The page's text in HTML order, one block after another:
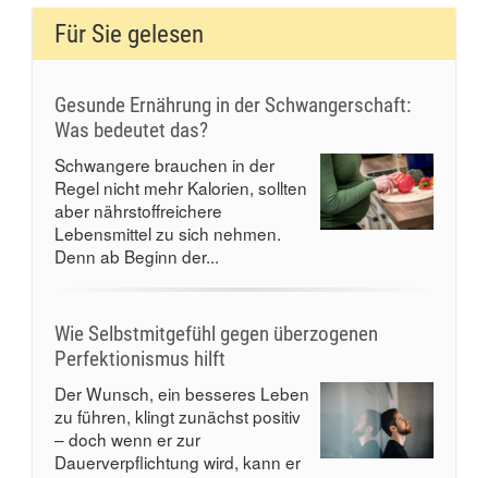
Für Sie gelesen
Gesunde Ernährung in der Schwangerschaft:
Was bedeutet das?
Schwangere brauchen in der
Regel nicht mehr Kalorien, sollten
aber nährstoffreichere
Lebensmittel zu sich nehmen.
Denn ab Beginn der...
Wie Selbstmitgefühl gegen überzogenen
Perfektionismus hilft
Der Wunsch, ein besseres Leben
zu führen, klingt zunächst positiv
– doch wenn er zur
Dauerverpflichtung wird, kann er